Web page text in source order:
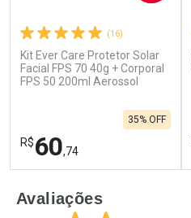
Ativar Desconto
Comprar sem Desconto
(16)
Kit Ever Care Protetor Solar
Facial FPS 70 40g + Corporal
FPS 50 200ml Aerossol
R$60,74
35% OFF
Avaliações